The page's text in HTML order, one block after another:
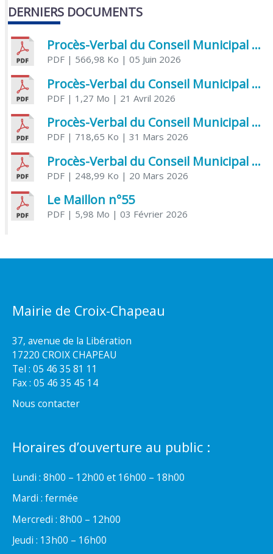
DERNIERS DOCUMENTS
Procès-Verbal du Conseil Municipal du 5 juin 2026
PDF| 566,98 Ko | 05 Juin 2026
Procès-Verbal du Conseil Municipal du 21 avril 2026
PDF| 1,27 Mo | 21 Avril 2026
Procès-Verbal du Conseil Municipal du 31 mars 2026
PDF| 718,65 Ko | 31 Mars 2026
Procès-Verbal du Conseil Municipal du 20 mars 2026
PDF| 248,99 Ko | 20 Mars 2026
Le Maillon n°55
PDF| 5,98 Mo | 03 Février 2026
Mairie de Croix-Chapeau
37, avenue de la Libération
17220 CROIX CHAPEAU
Tel : 05 46 35 81 11
Fax : 05 46 35 45 14
Nous contacter
Horaires d’ouverture au public :
Lundi : 8h00 – 12h00 et 16h00 – 18h00
Mardi : fermée
Mercredi : 8h00 – 12h00
Jeudi : 13h00 – 16h00